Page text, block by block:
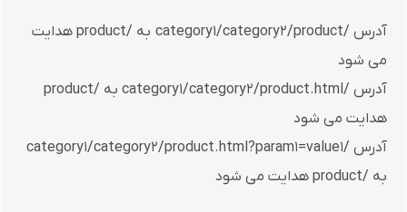
آدرس /category1/category2/product به /product هدایت
می شود
آدرس /category1/category2/product.html به /product
هدایت می شود
آدرس /category1/category2/product.html?param1=value1
به /product هدایت می شود